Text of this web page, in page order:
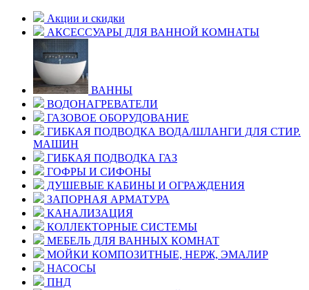
Акции и скидки
АКСЕССУАРЫ ДЛЯ ВАННОЙ КОМНАТЫ
ВАННЫ
ВОДОНАГРЕВАТЕЛИ
ГАЗОВОЕ ОБОРУДОВАНИЕ
ГИБКАЯ ПОДВОДКА ВОДА/ШЛАНГИ ДЛЯ СТИР.
МАШИН
ГИБКАЯ ПОДВОДКА ГАЗ
ГОФРЫ И СИФОНЫ
ДУШЕВЫЕ КАБИНЫ И ОГРАЖДЕНИЯ
ЗАПОРНАЯ АРМАТУРА
КАНАЛИЗАЦИЯ
КОЛЛЕКТОРНЫЕ СИСТЕМЫ
МЕБЕЛЬ ДЛЯ ВАННЫХ КОМНАТ
МОЙКИ КОМПОЗИТНЫЕ, НЕРЖ, ЭМАЛИР
НАСОСЫ
ПНД